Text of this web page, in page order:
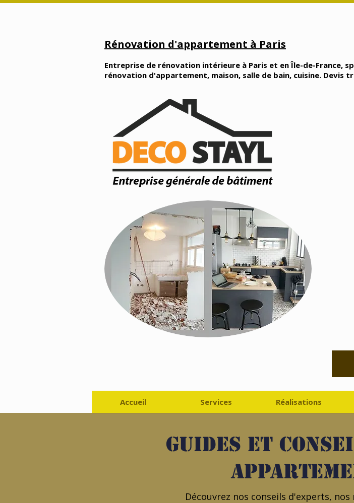
Rénovation d'appartement à Paris
Entreprise de rénovation intérieure à Paris et en Île-de-France,
rénovation d'appartement, maison, salle de bain, cuisine. Devis
Accueil Services Réalisations
Guides et
Découvrez nos conseils d'experts,